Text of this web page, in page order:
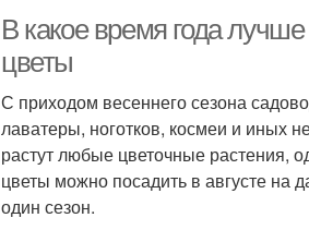
В какое время года
цветы
С приходом весеннего сезона
лаватеры, ноготков, космеи и иных
растут любые цветочные растения,
цветы можно посадить в августе на
один сезон.